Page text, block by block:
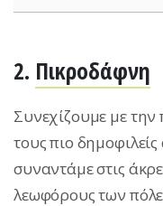
2. Πικροδάφνη
Συνεχίζουμε με
τους πιο
συναντάμε στις
λεωφόρους των